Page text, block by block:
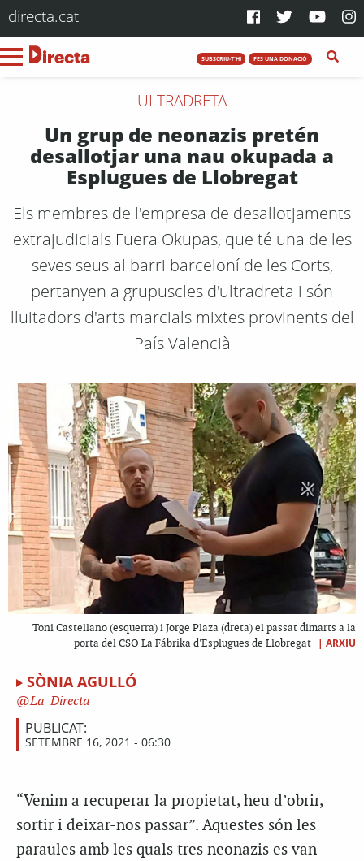
directa.cat
SUBSCRIU-T'HI FES UNA DONACIÓ
ULTRADRETA
Un grup de neonazis pretén
desallotjar una nau okupada a
Esplugues de Llobregat
Els membres de l'empresa de desallotjaments
extrajudicials Fuera Okupas, que té una de les
seves seus al barri barceloní de les Corts,
pertanyen a grupuscles d'ultradreta i són
lluitadors d'arts marcials mixtes provinents del
País Valencià
Toni Castellano (esquerra) i Jorge Plaza (dreta) el passat dimarts a la
porta del CSO La Fábrika d'Esplugues de Llobregat
| ARXIU
SÒNIA AGULLÓ
La_Directa
PUBLICAT:
SETEMBRE 16, 2021 - 06:30
“Venim a recuperar la propietat, heu d’obrir,
sortir i deixar-nos passar”. Aquestes són les
paraules amb les quals tres neonazis es van